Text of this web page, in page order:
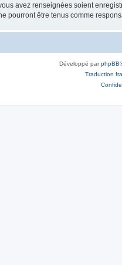
avez renseignées soient
pourront être tenus comme
Développé parphpBB
Traduction